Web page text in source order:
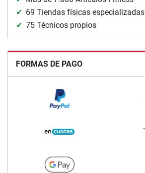
69 Tiendas físicas especializadas
75 Técnicos propios
FORMAS DE PAGO